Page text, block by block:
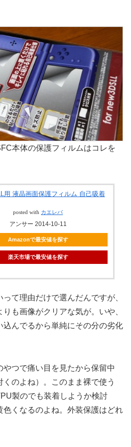
本体の保護フィルムはコレを
用 液晶画面保護フィルム 自己吸着
posted with カエレバ
アンサー 2014-10-11
Amazonで最安値を探す
楽天市場で最安値を探す
て理由だけで選んだんですが、
も画像がクリアな気が。いや、
込んでるから単純にその分の劣化
つで痛い目を見たから保留中
くのよね）。このまま裸で使う
製のでも装着しようか検討
色くなるのよね。外装保護はどれ